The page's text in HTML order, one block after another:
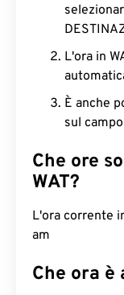
L'ora in
È anche
sul
Che ore
WAT?
L'ora corrente
am
Che ora è